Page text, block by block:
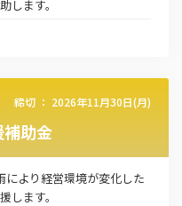
します。​
締切 ： 2026年11月30日(月)
助金
より経営環境が変化した
します。​